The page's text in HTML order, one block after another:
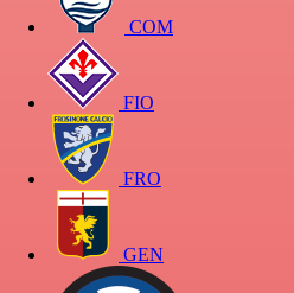
COM
FIO
FRO
GEN